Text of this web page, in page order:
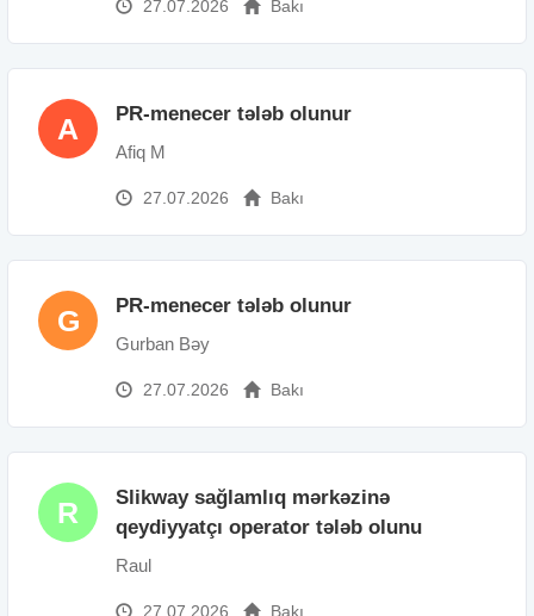
27.07.2026 Bakı
A PR-menecer tələb olunur
Afiq M
27.07.2026 Bakı
G PR-menecer tələb olunur
Gurban Bəy
27.07.2026 Bakı
R
Slikway sağlamlıq mərkəzinə
qeydiyyatçı operator tələb olunu
Raul
27.07.2026 Bakı